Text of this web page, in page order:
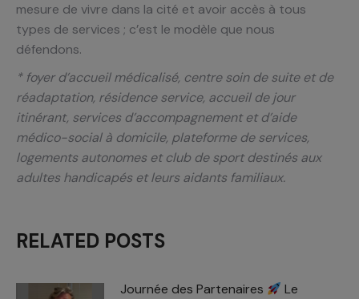
mesure de vivre dans la cité et avoir accès à tous
types de services ; c’est le modèle que nous
défendons.
* foyer d’accueil médicalisé, centre soin de suite et de
réadaptation, résidence service, accueil de jour
itinérant, services d’accompagnement et d’aide
médico-social à domicile, plateforme de services,
logements autonomes et club de sport destinés aux
adultes handicapés et leurs aidants familiaux.
RELATED POSTS
Journée des Partenaires
Le